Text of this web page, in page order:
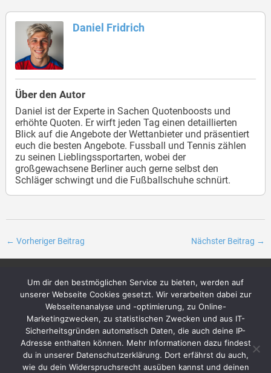
Daniel Fridrich
Über den Autor
Daniel ist der Experte in Sachen Quotenboosts und
erhöhte Quoten. Er wirft jeden Tag einen detaillierten
Blick auf die Angebote der Wettanbieter und präsentiert
euch die besten Angebote. Fussball und Tennis zählen
zu seinen Lieblingssportarten, wobei der
großgewachsene Berliner auch gerne selbst den
Schläger schwingt und die Fußballschuhe schnürt.
Nächster Beitrag →
← Vorheriger Beitrag
Archiv
Impressum
Datenschutzerklärung
Über uns
Das Team + unsere Ziele
Kontakt
Um dir den bestmöglichen Service zu bieten, werden auf
unserer Webseite Cookies gesetzt. Wir verarbeiten dabei zur
Webseitenanalyse und -optimierung, zu Online-
Marketingzwecken, zu statistischen Zwecken und aus IT-
Sicherheitsgründen automatisch Daten, die auch deine IP-
Adresse enthalten können. Mehr Informationen dazu findest
du in unserer Datenschutzerklärung. Dort erfährst du auch,
wie du dein Widerspruchsrecht ausüben kannst und deinen